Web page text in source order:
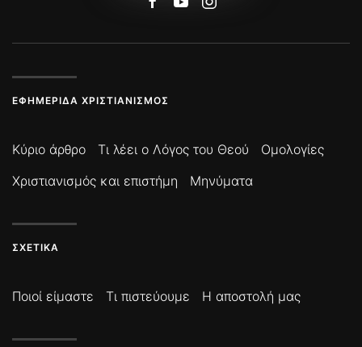
ΕΦΗΜΕΡΊΔΑ ΧΡΙΣΤΙΑΝΙΣΜΌΣ
Κύριο άρθρο Τι λέει ο Λόγος του Θεού
Ομολογίες
Χριστιανισμός και επιστήμη
Μηνύματα
ΣΧΕΤΙΚΆ
Ποιοί είμαστε Τι πιστεύουμε Η αποστολή μας